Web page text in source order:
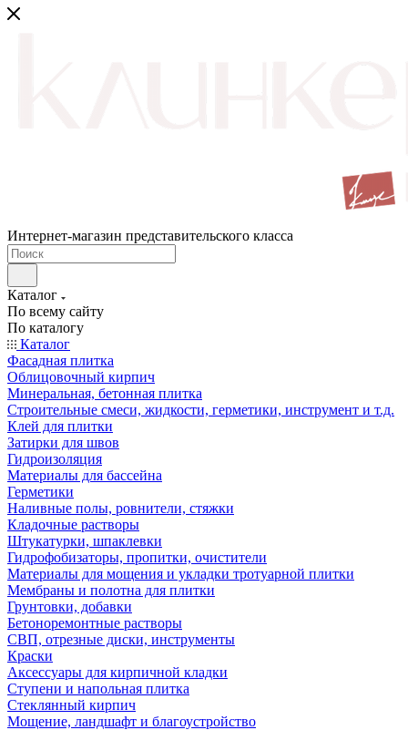
Интернет-магазин представительского класса
Каталог
По всему сайту
По каталогу
Каталог
Фасадная плитка
Облицовочный кирпич
Минеральная, бетонная плитка
Строительные смеси, жидкости, герметики, инструмент и т.д.
Клей для плитки
Затирки для швов
Гидроизоляция
Материалы для бассейна
Герметики
Наливные полы, ровнители, стяжки
Кладочные растворы
Штукатурки, шпаклевки
Гидрофобизаторы, пропитки, очистители
Материалы для мощения и укладки тротуарной плитки
Мембраны и полотна для плитки
Грунтовки, добавки
Бетоноремонтные растворы
СВП, отрезные диски, инструменты
Краски
Аксессуары для кирпичной кладки
Ступени и напольная плитка
Cтеклянный кирпич
Мощение, ландшафт и благоустройство